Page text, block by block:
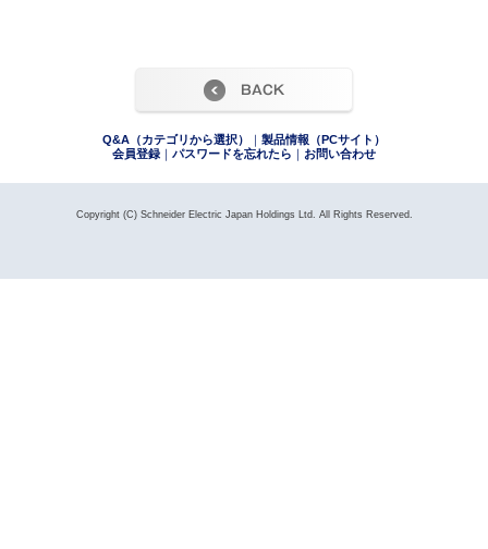
Q&A（カテゴリから選択） ｜ 製品情報（PCサイト）
会員登録 ｜ パスワードを忘れたら ｜ お問い合わせ
Copyright(C) Schneider Electric Japan Holdings Ltd. All Rights Reserved.